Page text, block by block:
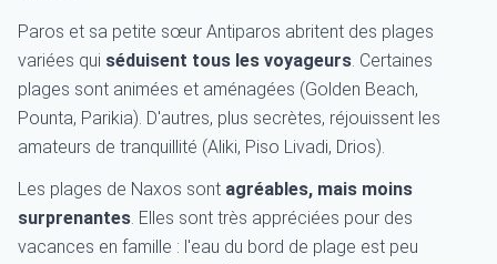
Paros et sa petite sœur Antiparos abritent des plages
variées qui séduisent tous les voyageurs. Certaines
plages sont animées et aménagées (Golden Beach,
Pounta, Parikia). D'autres, plus secrètes, réjouissent les
amateurs de tranquillité (Aliki, Piso Livadi, Drios).
Les plages de Naxos sont agréables, mais moins
surprenantes. Elles sont très appréciées pour des
vacances en famille : l'eau du bord de plage est peu